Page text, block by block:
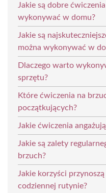
Jakie są dobre
wykonywać w domu?
Jakie są
można wykonywać w
Dlaczego warto
sprzętu?
Które ćwiczenia na
początkujących?
Jakie ćwiczenia
Jakie są zalety
brzuch?
Jakie korzyści
codziennej rutynie?